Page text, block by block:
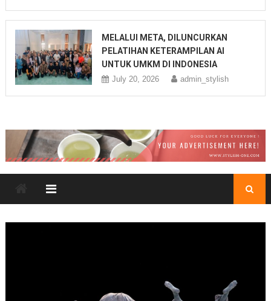
MELALUI META, DILUNCURKAN
PELATIHAN KETERAMPILAN AI
UNTUK UMKM DI INDONESIA
July 20, 2026 admin_stylish